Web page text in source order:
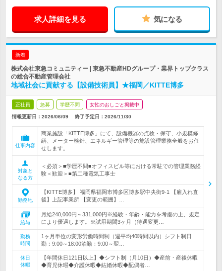
求人詳細を見る 気になる
新着
株式会社東急コミュニティー | 東急不動産HDグループ・業界トップクラス
の総合不動産管理会社
地域社会に貢献する【設備技術員】★福岡／KITTE博多
正社員 急募 学歴不問 女性のおしごと掲載中
情報更新日：2026/06/09 終了予定日： 2026/11/30
仕事内容
商業施設「KITTE博多」にて、設備機器の点検・保守、小規模修
繕、メーター検針、エネルギー管理等の施設管理業務全般をお任
せします。
対象と
なる方
＜必須＞■学歴不問■オフィスビル等における常駐での管理業務経
験＜歓迎＞■第二種電気工事士
勤務地
【KITTE博多】 福岡県福岡市博多区博多駅中央街9-1 【雇入れ直
後】上記事業所 【変更の範囲】…
給与
月給240,000円～331,000円※経験・年齢・能力を考慮の上、規定
により優遇します。※試用期間3ヶ月（待遇変更…
勤務
時間
1ヶ月単位の変形労働時間制（週平均40時間以内）シフト制日
勤：9:00～18:00泊勤：9:00～翌…
休日
休暇
【年間休日121日以上】◆シフト制（月10日）◆産前・産後休暇
◆育児休暇◆介護休暇◆結婚休暇◆配偶者…